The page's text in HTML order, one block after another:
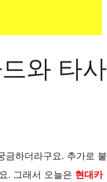
와 타사
금하더라구요. 추가로 붙
. 그래서 오늘은 현대카